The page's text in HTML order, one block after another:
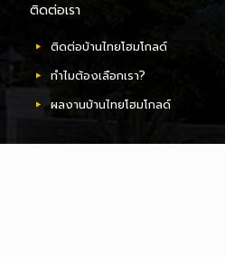
ติดต่อเรา
ติดต่อบ้านไทยโฮมโกลด์
ทำไมต้องเลือกเรา?
ผลงานบ้านไทยโฮมโกลด์